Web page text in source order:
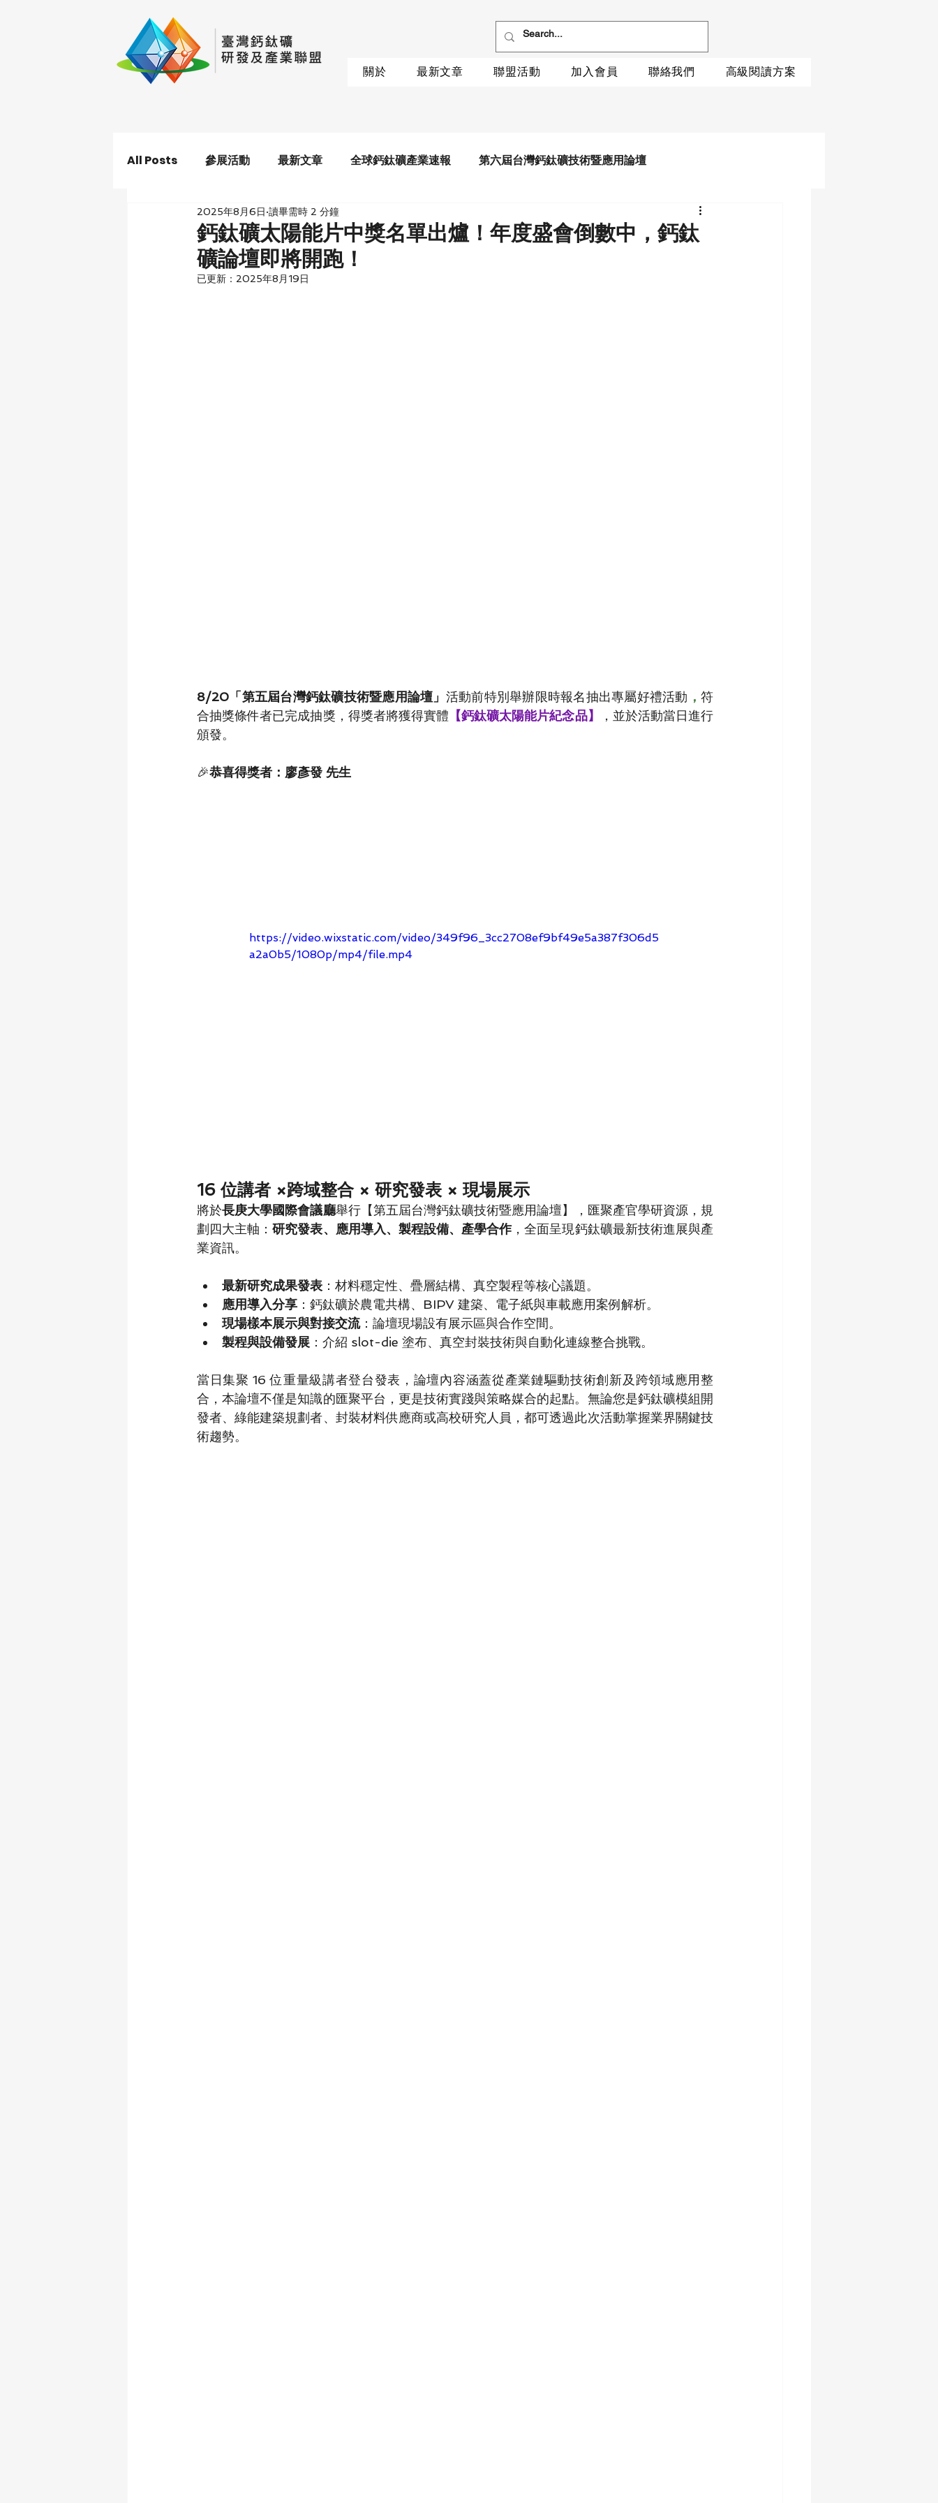
關於 最新文章 聯盟活動 加入會員 聯絡我們 高級閱讀方案
All Posts 參展活動 最新文章 全球鈣鈦礦產業速報 第六屆台灣鈣鈦礦技術暨應用論壇
鈣鈦礦太陽能片中獎名單出爐！年度盛會倒數中，鈣鈦
礦論壇即將開跑！
2025年8月6日 讀畢需時 2 分鐘
已更新： 2025年8月19日
8/20「第五屆台灣鈣鈦礦技術暨應用論壇」 活動前特別舉辦限時報名抽出專屬好禮活動 ，符
合抽獎條件者已完成抽獎，得獎者將獲得實體 【鈣鈦礦太陽能片紀念品】
，並於活動當日進行
頒發。
🎉恭喜得獎者：廖彥發 先生
https://video.wixstatic.com/video/349f96_3cc2708ef9bf49e5a387f306d5
a2a0b5/1080p/mp4/file.mp4
16 位講者 ×跨域整合 × 研究發表 × 現場展示
將於長庚大學國際會議廳舉行【第五屆台灣鈣鈦礦技術暨應用論壇】，匯聚產官學研資源，規
劃四大主軸：研究發表、應用導入、製程設備、產學合作，全面呈現鈣鈦礦最新技術進展與產
業資訊。
最新研究成果發表 ：材料穩定性、疊層結構、真空製程等核心議題。
應用導入分享 ：鈣鈦礦於農電共構、BIPV 建築、電子紙與車載應用案例解析。
現場樣本展示與對接交流：論壇現場設有展示區與合作空間。
製程與設備發展 ：介紹 slot-die 塗布、真空封裝技術與自動化連線整合挑戰。
當日集聚 16 位重量級講者登台發表，論壇內容涵蓋從產業鏈驅動技術創新及跨領域應用整
合，本論壇不僅是知識的匯聚平台，更是技術實踐與策略媒合的起點。無論您是鈣鈦礦模組開
發者、綠能建築規劃者、封裝材料供應商或高校研究人員，都可透過此次活動掌握業界關鍵技
術趨勢。